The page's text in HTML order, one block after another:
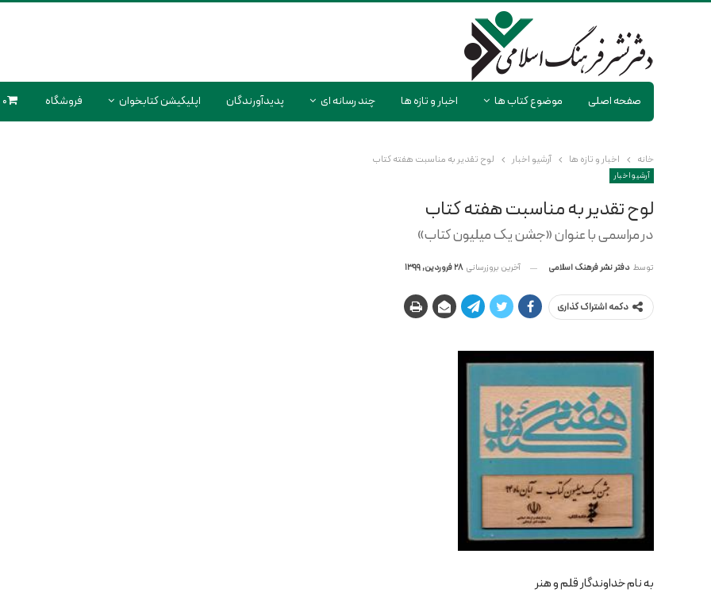
صفحه اصلی موضوع کتاب ها اخبار و تازه ها چند رسانه ای پدیدآورندگان اپلیکیشن کتابخوان فروشگاه 0 محصول
خانه اخبار و تازه ها آرشیو اخبار لوح تقدیر به مناسبت هفته کتاب
آرشیو اخبار
لوح تقدیر به مناسبت هفته کتاب
در مراسمی با عنوان «جشن یک میلیون کتاب»
توسط دفتر نشر فرهنگ اسلامی آخرین بروزرسانی 28 فروردین, 1399
دکمه اشتراک گذاری
به نام خداوندگار قلم و هنر